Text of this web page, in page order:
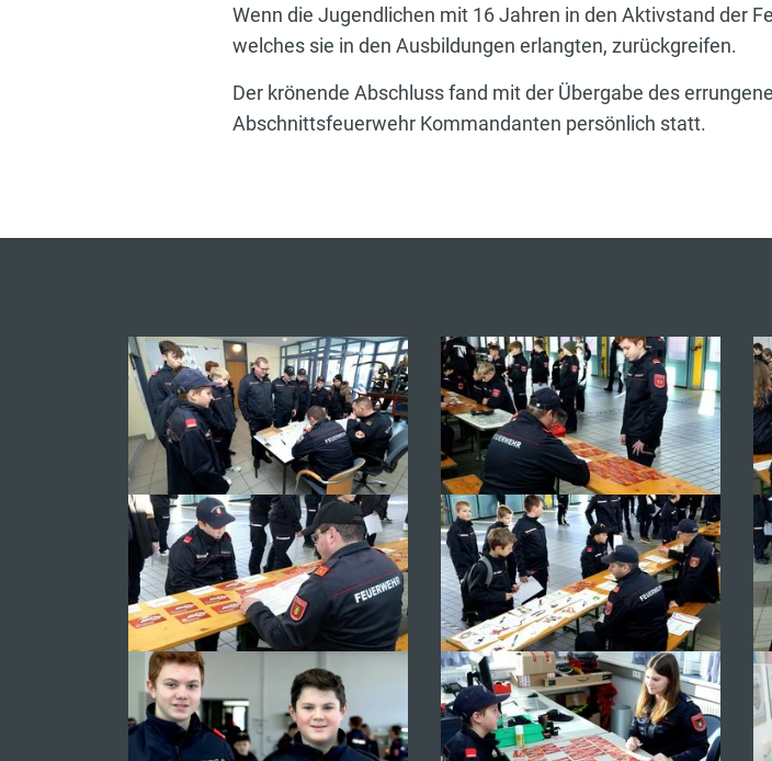
Wenn die Jugendlichen mit 16 Jahren in den Aktivstand der
welches sie in den Ausbildungen erlangten, zurückgreifen.
Der krönende Abschluss fand mit der Übergabe des
Abschnittsfeuerwehr Kommandanten persönlich statt.